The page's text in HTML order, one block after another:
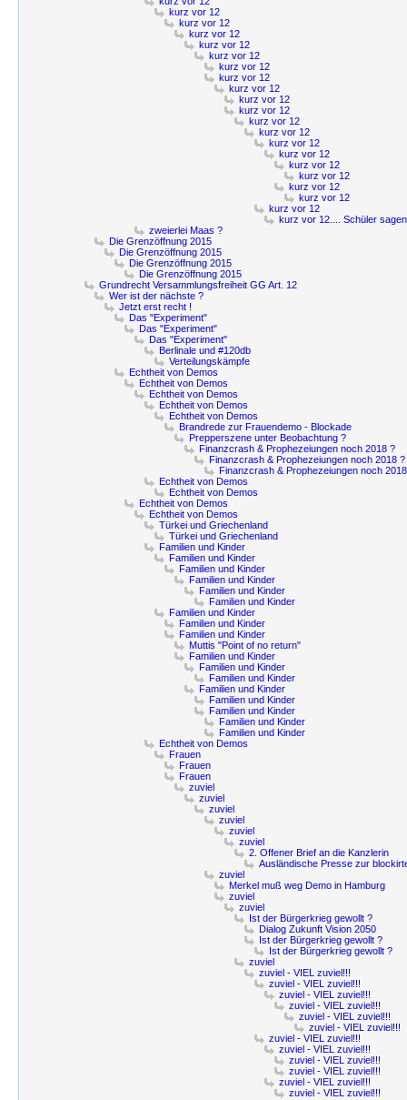
kurz vor 12
kurz vor 12
kurz vor 12
kurz vor 12
kurz vor 12
kurz vor 12
kurz vor 12
kurz vor 12
kurz vor 12
kurz vor 12
kurz vor 12
kurz vor 12
kurz vor 12
kurz vor 12
kurz vor 12
kurz vor 12
kurz vor 12
kurz vor 12
kurz vor 12
kurz vor 12.... Schüler
zweierlei Maas ?
Die Grenzöffnung 2015
Die Grenzöffnung 2015
Die Grenzöffnung 2015
Die Grenzöffnung 2015
Grundrecht Versammlungsfreiheit GG Art. 12
Wer ist der nächste ?
Jetzt erst recht !
Das "Experiment"
Das "Experiment"
Das "Experiment"
Berlinale und #120db
Verteilungskämpfe
Echtheit von Demos
Echtheit von Demos
Echtheit von Demos
Echtheit von Demos
Echtheit von Demos
Brandrede zur Frauendemo - Blockade
Prepperszene unter Beobachtung ?
Finanzcrash & Prophezeiungen noch 2018 ?
Finanzcrash & Prophezeiungen noch 2018 ?
Finanzcrash & Prophezeiungen noch
Echtheit von Demos
Echtheit von Demos
Echtheit von Demos
Echtheit von Demos
Türkei und Griechenland
Türkei und Griechenland
Familien und Kinder
Familien und Kinder
Familien und Kinder
Familien und Kinder
Familien und Kinder
Familien und Kinder
Familien und Kinder
Familien und Kinder
Familien und Kinder
Muttis "Point of no return"
Familien und Kinder
Familien und Kinder
Familien und Kinder
Familien und Kinder
Familien und Kinder
Familien und Kinder
Familien und Kinder
Familien und Kinder
Echtheit von Demos
Frauen
Frauen
Frauen
zuviel
zuviel
zuviel
zuviel
zuviel
zuviel
2. Offener Brief an die Kanzlerin
Ausländische Presse zur
zuviel
Merkel muß weg Demo in Hamburg
zuviel
zuviel
Ist der Bürgerkrieg gewollt ?
Dialog Zukunft Vision 2050
Ist der Bürgerkrieg gewollt ?
Ist der Bürgerkrieg gewollt ?
zuviel
zuviel - VIEL zuviel!!!
zuviel - VIEL zuviel!!!
zuviel - VIEL zuviel!!!
zuviel - VIEL zuviel!!!
zuviel - VIEL zuviel!!!
zuviel - VIEL zuviel!!!
zuviel - VIEL zuviel!!!
zuviel - VIEL zuviel!!!
zuviel - VIEL zuviel!!!
zuviel - VIEL zuviel!!!
zuviel - VIEL zuviel!!!
zuviel - VIEL zuviel!!!